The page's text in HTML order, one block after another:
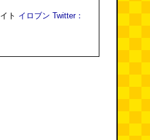
ト イロブン Twitter：